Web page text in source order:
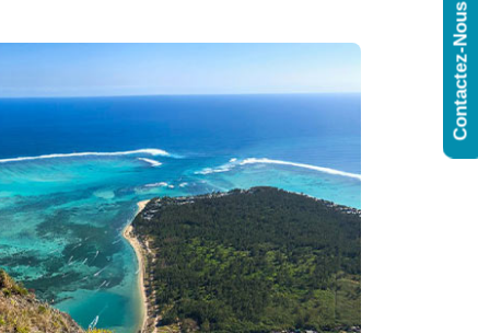
Contactez-Nous